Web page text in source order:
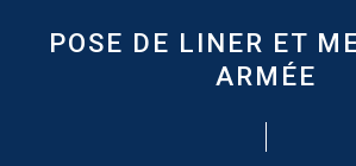
POSE DE LINER ET
ARMÉE